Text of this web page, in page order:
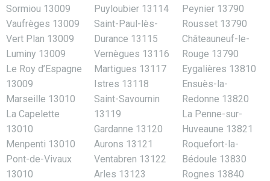
Sormiou 13009
Vaufrèges 13009
Vert Plan 13009
Luminy 13009
Le Roy d’Espagne
13009
Marseille 13010
La Capelette
13010
Menpenti 13010
Pont-de-Vivaux
13010
Puyloubier 13114
Saint-Paul-lès-
Durance 13115
Vernègues 13116
Martigues 13117
Istres 13118
Saint-Savournin
13119
Gardanne 13120
Aurons 13121
Ventabren 13122
Arles 13123
Peynier 13790
Rousset 13790
Châteauneuf-le-
Rouge 13790
Eygalières 13810
Ensuès-la-
Redonne 13820
La Penne-sur-
Huveaune 13821
Roquefort-la-
Bédoule 13830
Rognes 13840